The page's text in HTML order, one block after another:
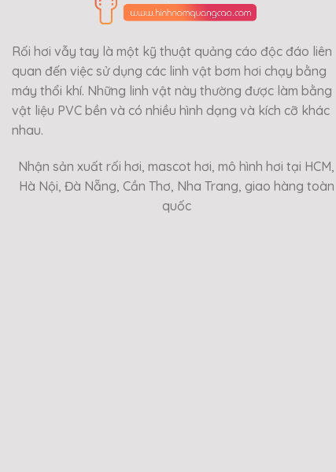
Rối hơi vẫy tay là một kỹ thuật quảng cáo độc đáo liên
quan đến việc sử dụng các linh vật bơm hơi chạy bằng
máy thổi khí. Những linh vật này thường được làm bằng
vật liệu PVC bền và có nhiều hình dạng và kích cỡ khác
nhau.
Nhận sản xuất rối hơi, mascot hơi, mô hình hơi tại HCM,
Hà Nội, Đà Nẵng, Cần Thơ, Nha Trang, giao hàng toàn
quốc